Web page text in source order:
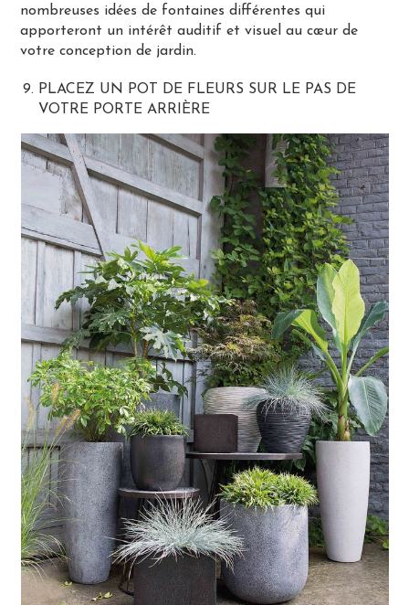
nombreuses idées de fontaines différentes qui
apporteront un intérêt auditif et visuel au cœur de
votre conception de jardin.
PLACEZ UN POT DE FLEURS SUR LE PAS DE
VOTRE PORTE ARRIÈRE